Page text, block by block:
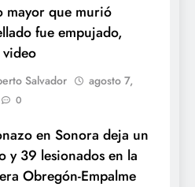
mayor que murió
fue empujado,
Salvador
agosto 7,
0
en Sonora deja un
y 39 lesionados en la
Obregón-Empalme